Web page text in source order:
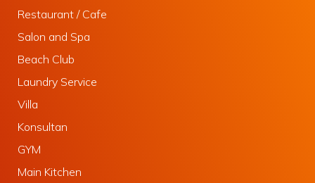
Restaurant / Cafe
Salon and Spa
Beach Club
Laundry Service
Villa
Konsultan
GYM
Main Kitchen